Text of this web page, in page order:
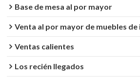
Base de mesa al por mayor
Venta al por mayor de muebles
Ventas calientes
Los recién llegados